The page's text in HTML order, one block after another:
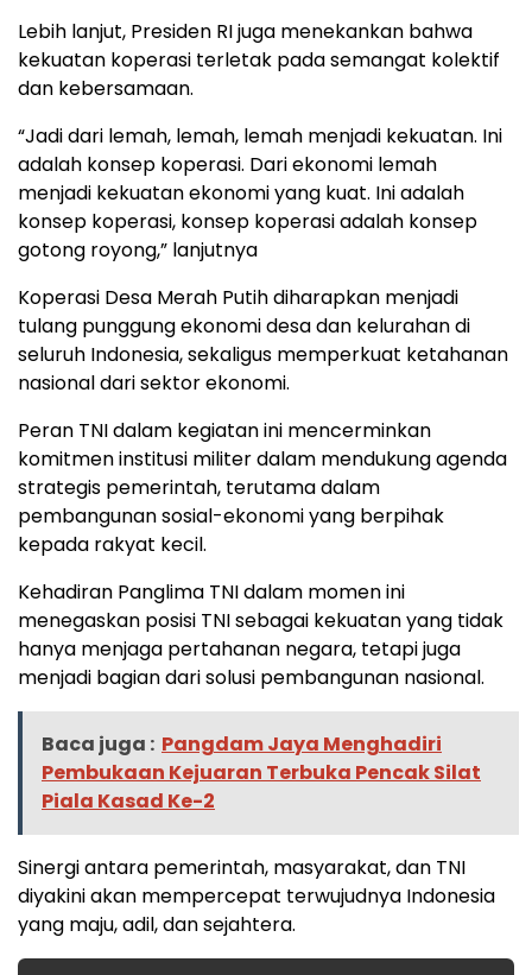
Lebih lanjut, Presiden RI juga menekankan bahwa
kekuatan koperasi terletak pada semangat kolektif
dan kebersamaan.
“Jadi dari lemah, lemah, lemah menjadi kekuatan. Ini
adalah konsep koperasi. Dari ekonomi lemah
menjadi kekuatan ekonomi yang kuat. Ini adalah
konsep koperasi, konsep koperasi adalah konsep
gotong royong,” lanjutnya
Koperasi Desa Merah Putih diharapkan menjadi
tulang punggung ekonomi desa dan kelurahan di
seluruh Indonesia, sekaligus memperkuat ketahanan
nasional dari sektor ekonomi.
Peran TNI dalam kegiatan ini mencerminkan
komitmen institusi militer dalam mendukung agenda
strategis pemerintah, terutama dalam
pembangunan sosial-ekonomi yang berpihak
kepada rakyat kecil.
Kehadiran Panglima TNI dalam momen ini
menegaskan posisi TNI sebagai kekuatan yang tidak
hanya menjaga pertahanan negara, tetapi juga
menjadi bagian dari solusi pembangunan nasional.
Baca juga : Pangdam Jaya Menghadiri
Pembukaan Kejuaran Terbuka Pencak Silat
Piala Kasad Ke-2
Sinergi antara pemerintah, masyarakat, dan TNI
diyakini akan mempercepat terwujudnya Indonesia
yang maju, adil, dan sejahtera.